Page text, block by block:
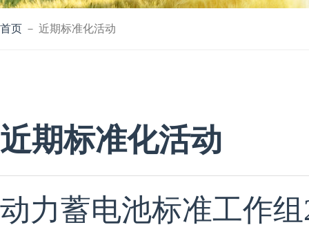
首页 － 近期标准化活动
近期标准化活动
动力蓄电池标准工作